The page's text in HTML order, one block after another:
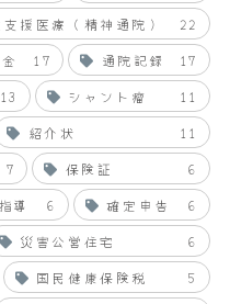
支援医療（精神通院）
22
17 通院記録
17
13 シャント瘤
11
紹介状
11
7 保険証
6
導 6 確定申告
6
災害公営住宅
6
国民健康保険税 5